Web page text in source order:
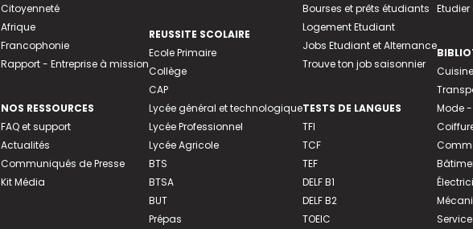
Citoyenneté
Afrique
Francophonie
Rapport - Entreprise à mission
NOS RESSOURCES
FAQ et support
Actualités
Communiqués de Presse
Kit Média
REUSSITE SCOLAIRE
Ecole Primaire
Collège
CAP
Lycée général et technologique
Lycée Professionnel
Lycée Agricole
BTS
BTSA
BUT
Prépas
Bourses et prêts étudiants
Logement Etudiant
Jobs Etudiant et Alternance
Trouve ton job saisonnier
TESTS DE LANGUES
TFI
TCF
TEF
DELF B1
DELF B2
TOEIC
Cuisine
Mode